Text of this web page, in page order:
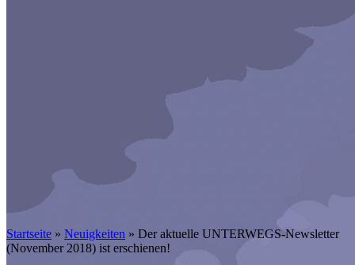
Startseite » Neuigkeiten » Der aktuelle UNTERWEGS-Newsletter
(November 2018) ist erschienen!